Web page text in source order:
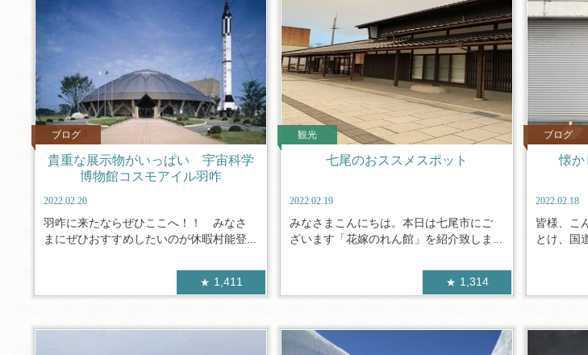
ブログ
貴重な展示物がいっぱい 宇宙科学
博物館コスモアイル羽咋
2022.02.20
羽咋に来たならぜひここへ！！ みなさ
まにぜひおすすめしたいのが休暇村能登...
1,411
観光
七尾のおススメスポット
2022.02.19
みなさまこんにちは。本日は七尾市にご
ざいます「花嫁のれん館」を紹介致しま...
1,314
ブログ
懐か
2022.02.18
皆様、こ
とけ、国